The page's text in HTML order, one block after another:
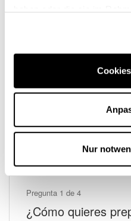
Nur
Jura J8 Doppel-
Kaffeemaschine
Pregunta 1 de 4
¿Cómo quieres